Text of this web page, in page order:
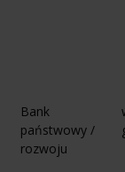
Bank
państwowy /
rozwoju